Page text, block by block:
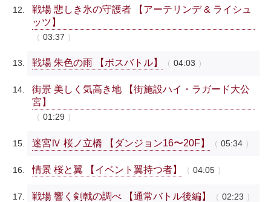
戦場 悲しき氷の守護者 【アーテリンデ & ライシュ
ッツ】
03:37
戦場 朱色の雨 【ボスバトル】 04:03
街景 美しく気高き地 【街施設ハイ・ラガード大公
宮】
01:29
迷宮Ⅳ 桜ノ立橋 【ダンジョン16〜20F】 05:34
情景 桜と翼 【イベント翼持つ者】 04:05
戦場 響く剣戟の調べ 【通常バトル後編】 02:23